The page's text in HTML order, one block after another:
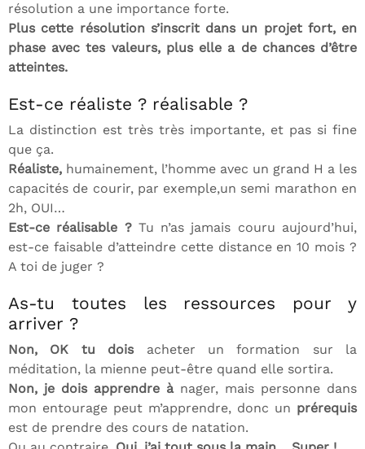
résolution a une importance forte.
Plus cette résolution s’inscrit dans un projet fort, en
phase avec tes valeurs, plus elle a de chances d’être
atteintes.
Est-ce réaliste ? réalisable ?
La distinction est très très importante, et pas si fine
que ça.
Réaliste, humainement, l’homme avec un grand H a les
capacités de courir, par exemple,un semi marathon en
2h, OUI…
Est-ce réalisable ?Tu n’as jamais couru aujourd’hui,
est-ce faisable d’atteindre cette distance en 10 mois ?
A toi de juger ?
As-tu toutes les ressources pour y
arriver ?
Non, OK tu doisacheter un formation sur la
méditation, la mienne peut-être quand elle sortira.
Non, je dois apprendre ànager, mais personne dans
mon entourage peut m’apprendre, donc un prérequis
est de prendre des cours de natation.